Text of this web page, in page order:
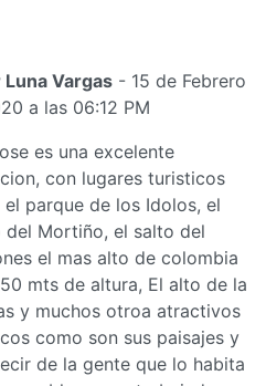
Luna Vargas - 15 de Febrero
a las 06:12 PM
es una excelente
con lugares turisticos
parque de los Idolos, el
del Mortiño, el salto del
el mas alto de colombia
mts de altura, El alto de la
y muchos otroa atractivos
como son sus paisajes y
de la gente que lo habita